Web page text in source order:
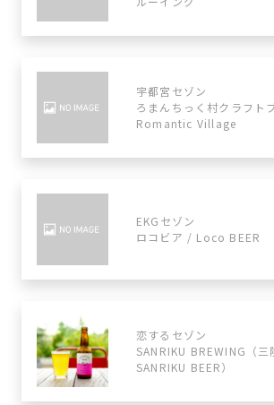
宇都宮セゾン
ろまんちっく村クラフト
Romantic Village
EKGセゾン
ロコビア / Loco BEER
恋するセゾン
SANRIKU BREWING（
SANRIKU BEER）